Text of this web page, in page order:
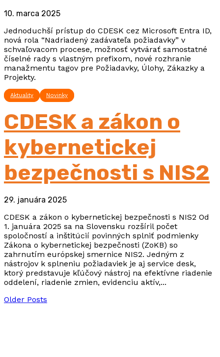
10. marca 2025
Jednoduchší prístup do CDESK cez Microsoft Entra ID,
nová rola “Nadriadený zadávateľa požiadavky” v
schvaľovacom procese, možnosť vytvárať samostatné
číselné rady s vlastným prefixom, nové rozhranie
manažmentu tagov pre Požiadavky, Úlohy, Zákazky a
Projekty.
Aktuality Novinky
CDESK a zákon o
kybernetickej
bezpečnosti s NIS2
29. januára 2025
CDESK a zákon o kybernetickej bezpečnosti s NIS2 Od
1. januára 2025 sa na Slovensku rozšíril počet
spoločností a inštitúcií povinných splniť podmienky
Zákona o kybernetickej bezpečnosti (ZoKB) so
zahrnutím európskej smernice NIS2. Jedným z
nástrojov k splneniu požiadaviek je aj service desk,
ktorý predstavuje kľúčový nástroj na efektívne riadenie
oddelení, riadenie zmien, evidenciu aktív,...
Older Posts